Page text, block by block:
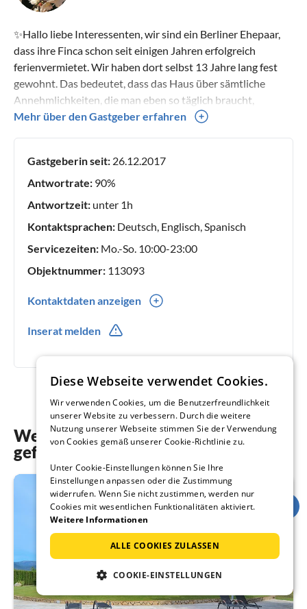
✨Hallo liebe Interessenten, wir sind ein Berliner Ehepaar,
dass ihre Finca schon seit einigen Jahren erfolgreich
ferienvermietet. Wir haben dort selbst 13 Jahre lang fest
gewohnt. Das bedeutet, dass das Haus über sämtliche
Annehmlichkeiten, die man eben so täglich braucht,
verfügt! Es handelt sich nicht um eine standartisierte
Mehr über den Gastgeber erfahren
Gastgeberin seit: 26.12.2017
Antwortrate: 90%
Antwortzeit: unter 1h
Kontaktsprachen: Deutsch, Englisch, Spanisch
Servicezeiten: Mo.-So. 10:00-23:00
Objektnummer: 113093
Kontaktdaten anzeigen
Inserat melden
Weitere Unterkünfte, die Ihnen auch
gefallen könnten
Diese Webseite verwendet Cookies.
Wir verwenden Cookies, um die Benutzerfreundlichkeit
unserer Website zu verbessern. Durch die weitere
Nutzung unserer Webseite stimmen Sie der Verwendung
von Cookies gemäß unserer Cookie-Richtlinie zu.
Unter Cookie-Einstellungen können Sie Ihre
Einstellungen anpassen oder die Zustimmung
widerrufen. Wenn Sie nicht zustimmen, werden nur
Cookies mit wesentlichen Funktionalitäten aktiviert.
Weitere Informationen
ALLE COOKIES ZULASSEN
COOKIE-EINSTELLUNGEN